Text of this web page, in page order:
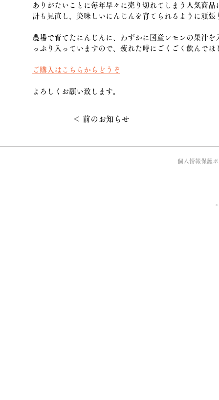
ありがたいことに毎年早々に売り切れてしまう人気商
計も見直し、美味しいにんじんを育てられるように頑張
農場で育てたにんじんに、わずかに国産レモンの果汁
っぷり入っていますので、疲れた時にごくごく飲んでほ
​ご購入はこちらからどうぞ
​よろしくお願い致します。
＜ 前のお知らせ
個人情報保護
©